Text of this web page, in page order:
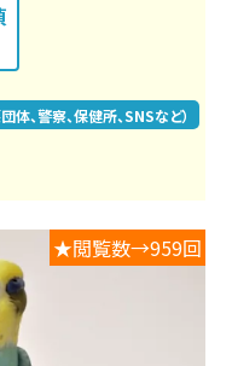
、警察、保健所、SNSなど）
★閲覧数→959回